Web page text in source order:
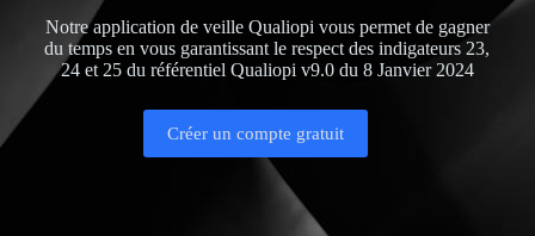
Notre application de veille Qualiopi vous permet de gagner
du temps en vous garantissant le respect des indigateurs 23,
24 et 25 du référentiel Qualiopi v9.0 du 8 Janvier 2024
Créer un compte gratuit